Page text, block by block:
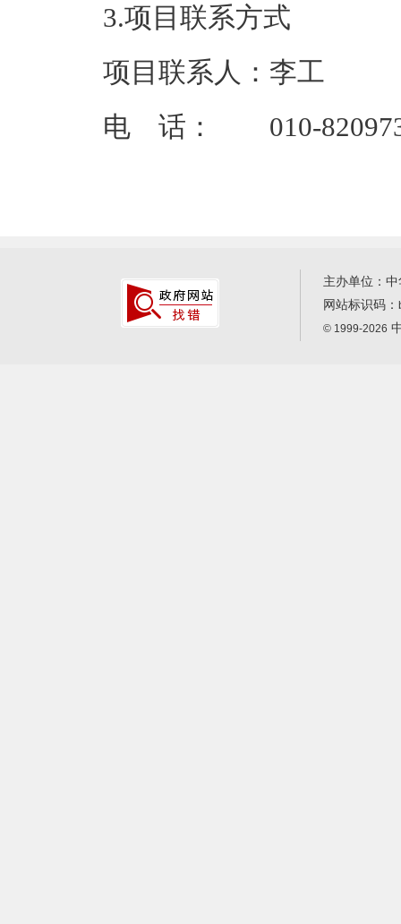
3.项目联系方式
项目联系人：李工
电 话： 010-
主办单位：
网站标识码：
© 1999-2026